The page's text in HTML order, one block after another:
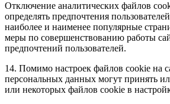
Отключение аналитических файлов
определять предпочтения
наиболее и наименее популярные
меры по совершенствованию работы
предпочтений пользователей.
14. Помимо настроек файлов cookie на
персональных данных могут принять
или некоторых файлов cookie в